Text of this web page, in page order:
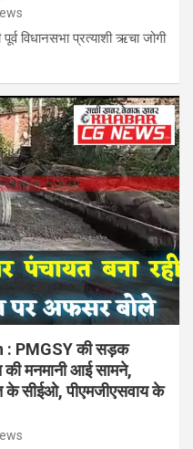
विधानसभा प्रत्याशी ऋचा जोगी
PMGSY की सड़क
की मनमानी आई सामने,
के सीईओ, पीएमजीएसवाय के